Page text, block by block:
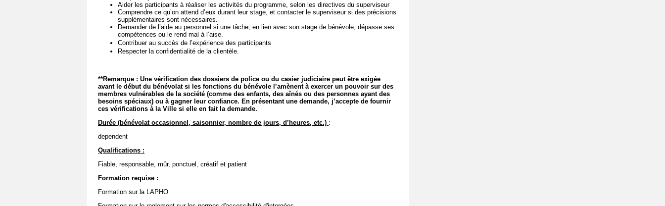
Aider les participants à réaliser les activités du programme, selon les directives du superviseur
Comprendre ce qu’on attend d’eux durant leur stage, et contacter le superviseur si des précisions
supplémentaires sont nécessaires.
Demander de l’aide au personnel si une tâche, en lien avec son stage de bénévole, dépasse ses
compétences ou le rend mal à l’aise.
Contribuer au succès de l’expérience des participants
Respecter la confidentialité de la clientèle.
**Remarque : Une vérification des dossiers de police ou du casier judiciaire peut être exigée
avant le début du bénévolat si les fonctions du bénévole l’amènent à exercer un pouvoir sur des
membres vulnérables de la société (comme des enfants, des aînés ou des personnes ayant des
besoins spéciaux) ou à gagner leur confiance. En présentant une demande, j’accepte de fournir
ces vérifications à la Ville si elle en fait la demande.
Durée (bénévolat occasionnel, saisonnier, nombre de jours, d’heures, etc.) :
dependent
Qualifications :
Fiable, responsable, mûr, ponctuel, créatif et patient
Formation requise :
Formation sur la LAPHO